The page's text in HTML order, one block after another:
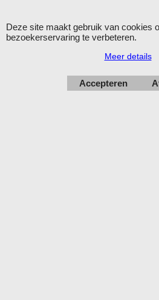
Deze site maakt gebruik van cookies
bezoekerservaring te verbeteren.
Meer details
Accepteren